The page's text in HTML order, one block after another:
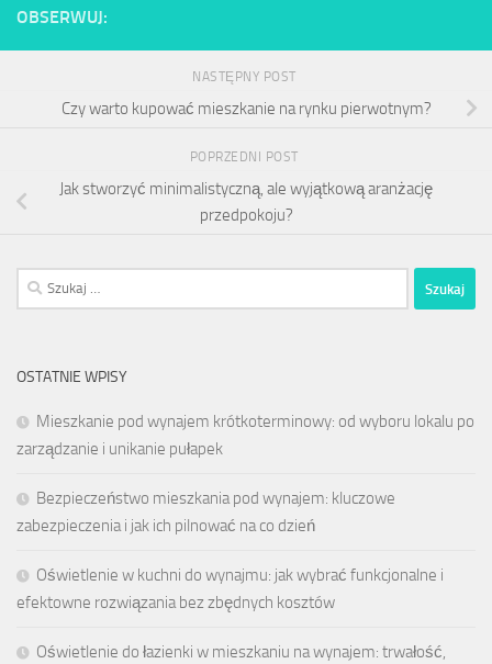
OBSERWUJ:
NASTĘPNY POST
Czy warto kupować mieszkanie na rynku pierwotnym?
POPRZEDNI POST
Jak stworzyć minimalistyczną, ale wyjątkową aranżację
przedpokoju?
Szukaj:
OSTATNIE WPISY
Mieszkanie pod wynajem krótkoterminowy: od wyboru lokalu po
zarządzanie i unikanie pułapek
Bezpieczeństwo mieszkania pod wynajem: kluczowe
zabezpieczenia i jak ich pilnować na co dzień
Oświetlenie w kuchni do wynajmu: jak wybrać funkcjonalne i
efektowne rozwiązania bez zbędnych kosztów
Oświetlenie do łazienki w mieszkaniu na wynajem: trwałość,